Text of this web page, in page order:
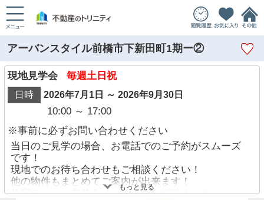
アーバンスタイル前橋市下新田町1期ー②
現地見学会 毎週土日祝
日時 2026年7月1日 ～ 2026年9月30日
10:00 ～ 17:00
※事前に必ずお問い合わせください
当日のご見学の場合、お電話でのご予約がスムーズ
です！
現地でのお待ち合わせもご相談ください！
他の物件もまとめてご案内が出来ます！
住宅ローンに自信あり！迷わずご相談ください！
もっと見る